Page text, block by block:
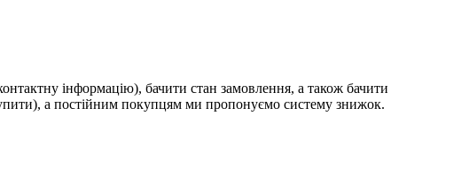
інформацію), бачити стан замовлення, а також бачити
а постійним покупцям ми пропонуємо систему знижок.